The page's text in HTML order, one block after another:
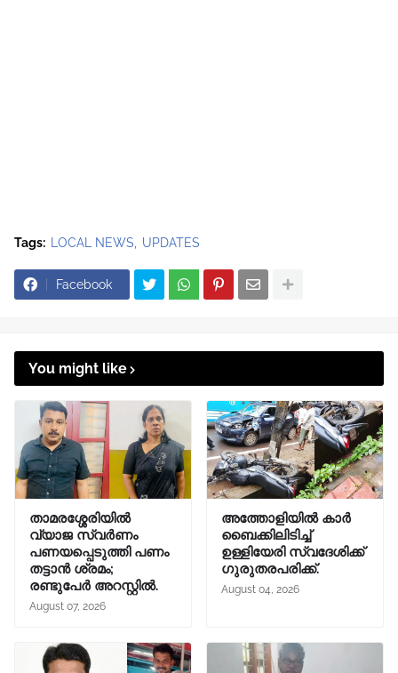
Tags: LOCAL NEWS UPDATES
Facebook
You might like
താമരശ്ശേരിയിൽ
വ്യാജ സ്വർണം
പണയപ്പെടുത്തി പണം
തട്ടാൻ ശ്രമം;
രണ്ടുപേർ അറസ്റ്റിൽ.
August 07, 2026
അത്തോളിയിൽ കാർ
ബൈക്കിലിടിച്ച്
ഉള്ളിയേരി സ്വദേശിക്ക്
ഗുരുതരപരിക്ക്.
August 04, 2026